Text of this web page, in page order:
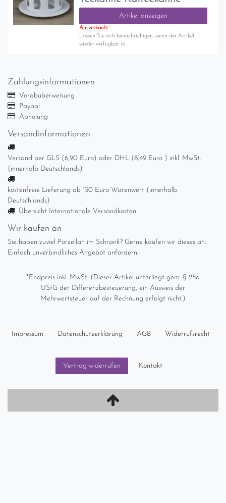
Artikel anzeigen
Ausverkauft
Lassen Sie sich benachrichigen, wenn der Artikel
wieder verfügbar ist.
Zahlungsinformationen
Vorabüberweisung
Paypal
Abholung
Versandinformationen
Versand per GLS (6,90 Euro) oder DHL (8,49 Euro ) inkl. MwSt.
(innerhalb Deutschlands)
kostenfreie Lieferung ab 150 Euro Warenwert (innerhalb
Deutschlands)
Übersicht Internationale Versandkosten
Wir kaufen an
Sie haben zuviel Porzellan im Schrank? Gerne kaufen wir dieses an.
Einfach unverbindliches Angebot anfordern.
*Endpreis inkl. MwSt. (Dieser Artikel unterliegt gem. § 25a
UStG der Differenzbesteuerung, ein Ausweis der
Mehrwertsteuer auf der Rechnung erfolgt nicht.)
Impressum Daten­schutz­erklärung AGB Widerrufs­recht
Vertrag widerrufen Kontakt